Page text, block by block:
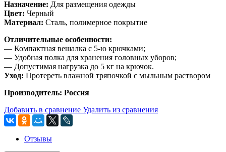
Назначение: Для размещения одежды
Цвет: Черный
Материал: Сталь, полимерное покрытие
Отличительные особенности:
— Компактная вешалка с 5-ю крючками;
— Удобная полка для хранения головных уборов;
— Допустимая нагрузка до 5 кг на крючок.
Уход: Протереть влажной тряпочкой с мыльным раствором
Производитель: Россия
Добавить в сравнение Удалить из сравнения
Отзывы